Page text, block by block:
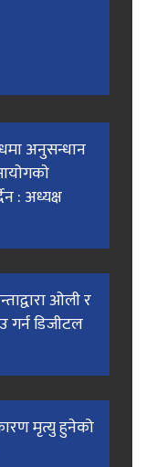
अनुसन्धान
: अध्यक्ष
ओली र
डिजीटल
मृत्यु हुनेको